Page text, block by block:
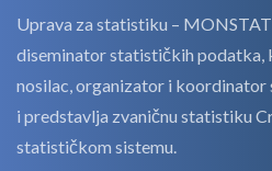
Uprava za statistiku –
diseminator statističkih podatka,
nosilac, organizator i
i predstavlja zvaničnu statistiku
statističkom sistemu.